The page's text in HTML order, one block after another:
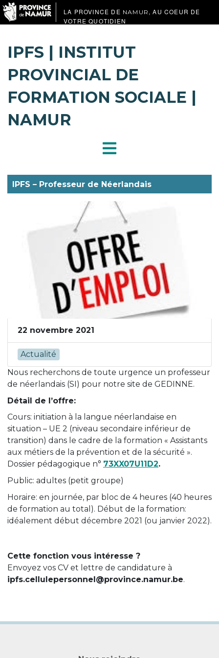
LA PROVINCE DE NAMUR , AU COEUR DE
VOTRE QUOTIDIEN
IPFS | INSTITUT
PROVINCIAL DE
FORMATION SOCIALE |
NAMUR
IPFS – Professeur de Néerlandais
22 novembre 2021
Actualité
Nous recherchons de toute urgence un professeur
de néerlandais (SI) pour notre site de GEDINNE.
Détail de l’offre:
Cours: initiation à la langue néerlandaise en
situation – UE 2 (niveau secondaire inférieur de
transition) dans le cadre de la formation « Assistants
aux métiers de la prévention et de la sécurité ».
Dossier pédagogique n° 73XX07U11D2.
Public: adultes (petit groupe)
Horaire: en journée, par bloc de 4 heures (40 heures
de formation au total). Début de la formation:
idéalement début décembre 2021 (ou janvier 2022).
Cette fonction vous intéresse ?
Envoyez vos CV et lettre de candidature à
ipfs.cellulepersonnel@province.namur.be.